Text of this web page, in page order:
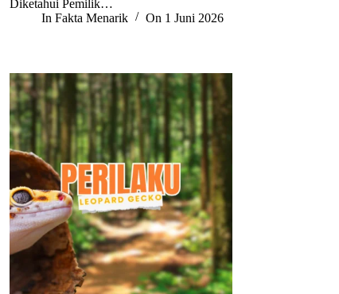
Diketahui Pemilik…
In Fakta Menarik On 1 Juni 2026